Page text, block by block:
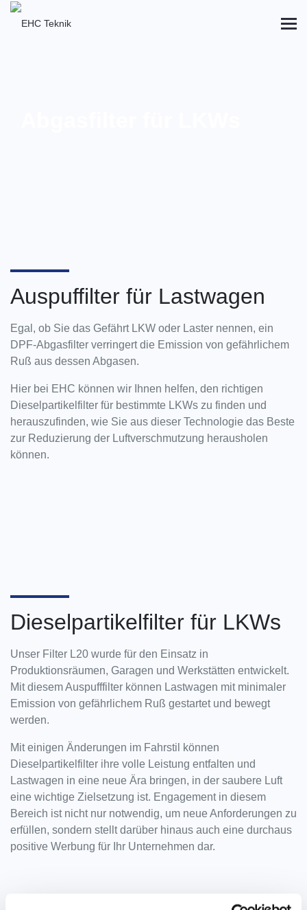
Auspuffilter für Lastwagen
Egal, ob Sie das Gefährt LKW oder Laster nennen, ein
DPF-Abgasfilter verringert die Emission von gefährlichem
Ruß aus dessen Abgasen.
Hier bei EHC können wir Ihnen helfen, den richtigen
Dieselpartikelfilter für bestimmte LKWs zu finden und
herauszufinden, wie Sie aus dieser Technologie das Beste
zur Reduzierung der Luftverschmutzung herausholen
können.
Dieselpartikelfilter für LKWs
Unser Filter L20 wurde für den Einsatz in
Produktionsräumen, Garagen und Werkstätten entwickelt.
Mit diesem Auspufffilter können Lastwagen mit minimaler
Emission von gefährlichem Ruß gestartet und bewegt
werden.
Mit einigen Änderungen im Fahrstil können
Dieselpartikelfilter ihre volle Leistung entfalten und
Lastwagen in eine neue Ära bringen, in der saubere Luft
eine wichtige Zielsetzung ist. Engagement in diesem
Bereich ist nicht nur notwendig, um neue Anforderungen zu
erfüllen, sondern stellt darüber hinaus auch eine durchaus
positive Werbung für Ihr Unternehmen dar.